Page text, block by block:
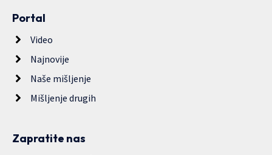
Portal
Video
Najnovije
Naše mišljenje
Mišljenje drugih
Zapratite nas